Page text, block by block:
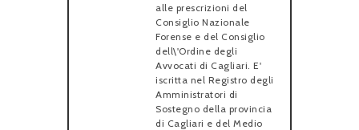
alle prescrizioni del
Consiglio Nazionale
Forense e del Consiglio
dell\'Ordine degli
Avvocati di Cagliari. E'
iscritta nel Registro degli
Amministratori di
Sostegno della provincia
di Cagliari e del Medio